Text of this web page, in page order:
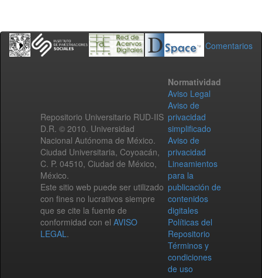
Comentarios
Repositorio Universitario RUD-IIS
D.R. © 2010. Universidad
Nacional Autónoma de México.
Ciudad Universitaria, Coyoacán,
C. P. 04510, Ciudad de México,
México.
Este sitio web puede ser utilizado
con fines no lucrativos siempre
que se cite la fuente de
conformidad con el AVISO
LEGAL.
Normatividad
Aviso Legal
Aviso de
privacidad
simplificado
Aviso de
privacidad
Lineamientos
para la
publicación de
contenidos
digitales
Políticas del
Repositorio
Términos y
condiciones
de uso